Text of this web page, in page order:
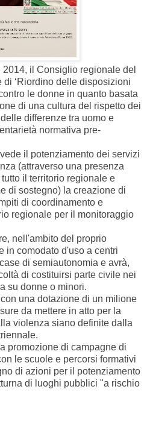
il Consiglio regionale del
di ‘Riordino delle disposizioni
le donne in quanto basata
di una cultura del rispetto dei
differenze tra uomo e
normativa pre-
il potenziamento dei servizi
(attraverso una presenza
il territorio regionale e
di sostegno) la creazione di
di coordinamento e
regionale per il monitoraggio
nell'ambito del proprio
in comodato d'uso a centri
di semiautonomia e avrà,
di costituirsi parte civile nei
su donne o minori.
una dotazione di un milione
da mettere in atto per la
violenza siano definite dalla
promozione di campagne di
le scuole e percorsi formativi
di azioni per il potenziamento
di luoghi pubblici "a rischio